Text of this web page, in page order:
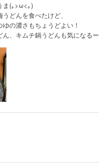
ま(｡>ω<｡)
どんを食べたけど、
の濃さもちょうどよい！
ん、キムチ鍋うどんも気になるー